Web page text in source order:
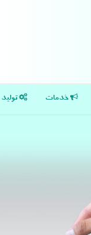
خدمات تولید